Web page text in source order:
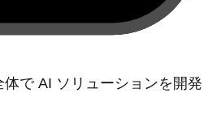
で AI ソリューションを開発